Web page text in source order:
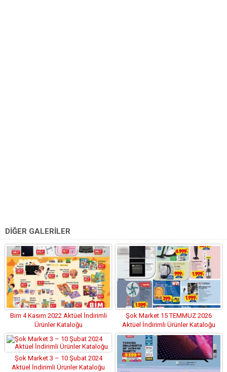
DİĞER GALERİLER
Bim 4 Kasım 2022 Aktüel İndirimli
Ürünler Kataloğu
Şok Market 15 TEMMUZ 2026
Aktüel İndirimli Ürünler Kataloğu
Şok Market 3 – 10 Şubat 2024
Aktüel İndirimli Ürünler Kataloğu